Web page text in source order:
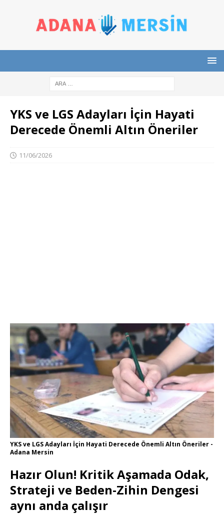
YKS ve LGS Adayları İçin Hayati
Derecede Önemli Altın Öneriler
11/06/2026
YKS ve LGS Adayları İçin Hayati Derecede Önemli Altın Öneriler -
Adana Mersin
Hazır Olun! Kritik Aşamada Odak,
Strateji ve Beden-Zihin Dengesi
aynı anda çalışır